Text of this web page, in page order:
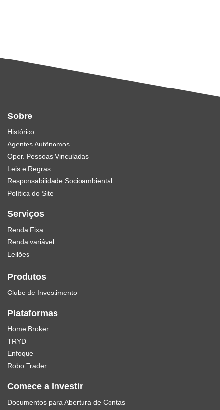
Sobre
Histórico
Agentes Autônomos
Oper. Pessoas Vinculadas
Leis e Regras
Responsabilidade Socioambiental
Política do Site
Serviços
Renda Fixa
Renda variável
Leilões
Produtos
Clube de Investimento
Plataformas
Home Broker
TRYD
Enfoque
Robo Trader
Comece a Investir
Documentos para Abertura de Contas